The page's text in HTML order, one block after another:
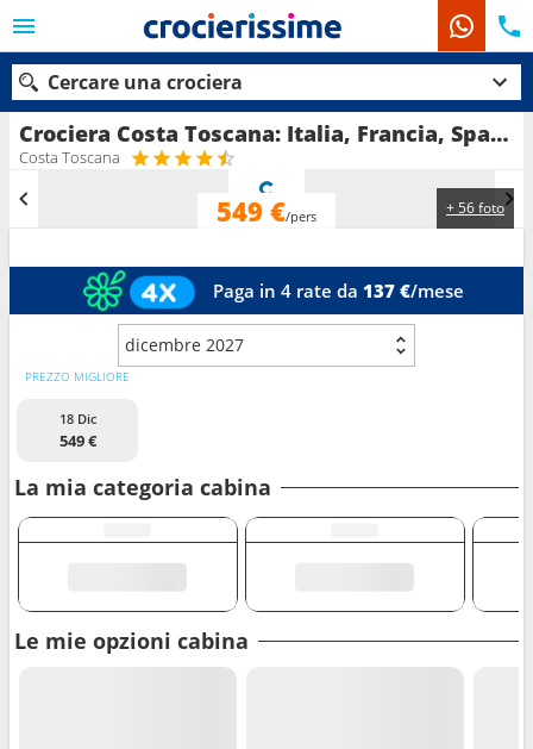
Crociera Costa Toscana: Italia, Francia, Spagna in partenza da Savona
Costa Toscana
+ 56 foto
549 €/pers
Paga in 4 rate da 137 €/mese
dicembre 2027
PREZZO MIGLIORE
18 Dic
549 €
La mia categoria cabina
Le mie opzioni cabina
Cercare una crociera
Le nostre destinazioni
Mesi di partenza
Porti Compagnie